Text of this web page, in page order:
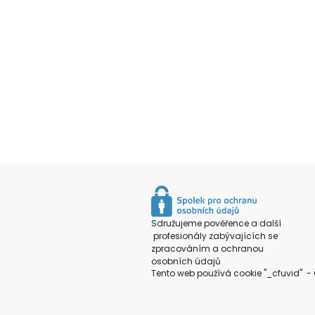
Sdružujeme pověřence a další
profesionály zabývajících se
zpracováním a ochranou
osobních údajů
Tento web používá cookie "_cfuvid" -